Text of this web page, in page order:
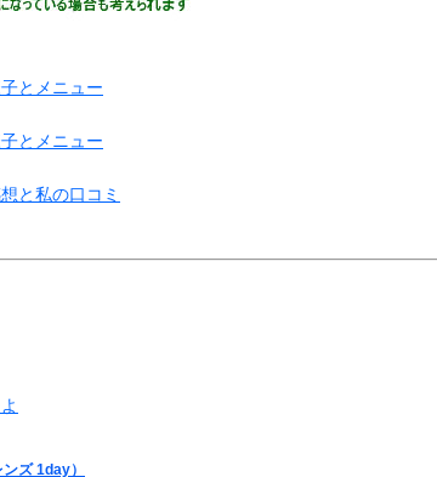
とメニュー
とメニュー
と私の口コミ